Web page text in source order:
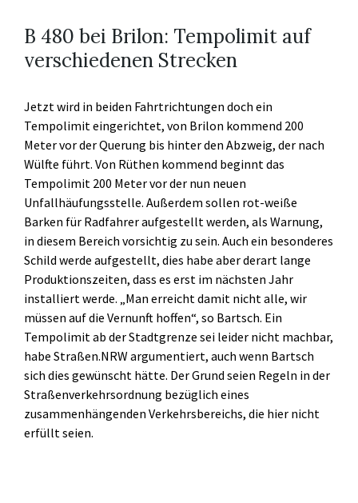
B 480 bei Brilon: Tempolimit auf
verschiedenen Strecken
Jetzt wird in beiden Fahrtrichtungen doch ein
Tempolimit eingerichtet, von Brilon kommend 200
Meter vor der Querung bis hinter den Abzweig, der nach
Wülfte führt. Von Rüthen kommend beginnt das
Tempolimit 200 Meter vor der nun neuen
Unfallhäufungsstelle. Außerdem sollen rot-weiße
Barken für Radfahrer aufgestellt werden, als Warnung,
in diesem Bereich vorsichtig zu sein. Auch ein besonderes
Schild werde aufgestellt, dies habe aber derart lange
Produktionszeiten, dass es erst im nächsten Jahr
installiert werde. „Man erreicht damit nicht alle, wir
müssen auf die Vernunft hoffen“, so Bartsch. Ein
Tempolimit ab der Stadtgrenze sei leider nicht machbar,
habe Straßen.NRW argumentiert, auch wenn Bartsch
sich dies gewünscht hätte. Der Grund seien Regeln in der
Straßenverkehrsordnung bezüglich eines
zusammenhängenden Verkehrsbereichs, die hier nicht
erfüllt seien.